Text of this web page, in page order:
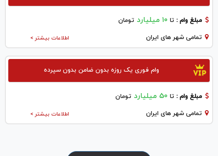
مبلغ وام : تا ۱۰ میلیارد تومان
اطلاعات بیشتر > تمامی شهر های ایران
وام فوری یک روزه بدون ضامن بدون سپرده
مبلغ وام : تا 50 میلیارد تومان
اطلاعات بیشتر > تمامی شهر های ایران